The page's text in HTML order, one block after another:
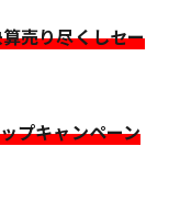
売り尽くしセー
プキャンペーン